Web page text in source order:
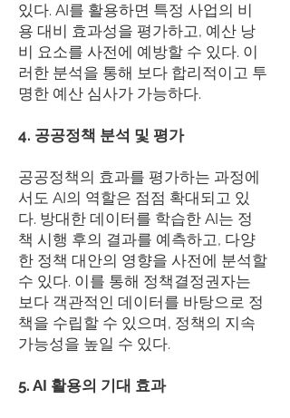
있다. AI를 활용하면 특정 사업의 비
용 대비 효과성을 평가하고, 예산 낭
비 요소를 사전에 예방할 수 있다. 이
러한 분석을 통해 보다 합리적이고 투
명한 예산 심사가 가능하다.
4. 공공정책 분석 및 평가
공공정책의 효과를 평가하는 과정에
서도 AI의 역할은 점점 확대되고 있
다. 방대한 데이터를 학습한 AI는 정
책 시행 후의 결과를 예측하고, 다양
한 정책 대안의 영향을 사전에 분석할
수 있다. 이를 통해 정책결정권자는
보다 객관적인 데이터를 바탕으로 정
책을 수립할 수 있으며, 정책의 지속
가능성을 높일 수 있다.
5. AI 활용의 기대 효과